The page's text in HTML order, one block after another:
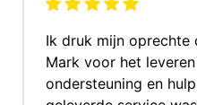
Ik druk mijn oprechte
Mark voor het
ondersteuning en